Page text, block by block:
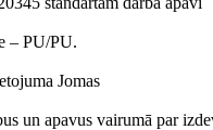
– PU/PU.
Jomas
un apavus vairumā par